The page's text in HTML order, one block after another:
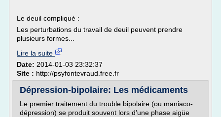
Le deuil compliqué :
Les perturbations du travail de deuil peuvent prendre
plusieurs formes...
Lire la suite
Date: 2014-01-03 23:32:37
Site : http://psyfontevraud.free.fr
Dépression-bipolaire: Les médicaments
Le premier traitement du trouble bipolaire (ou maniaco-
dépression) se produit souvent lors d'une phase aigüe